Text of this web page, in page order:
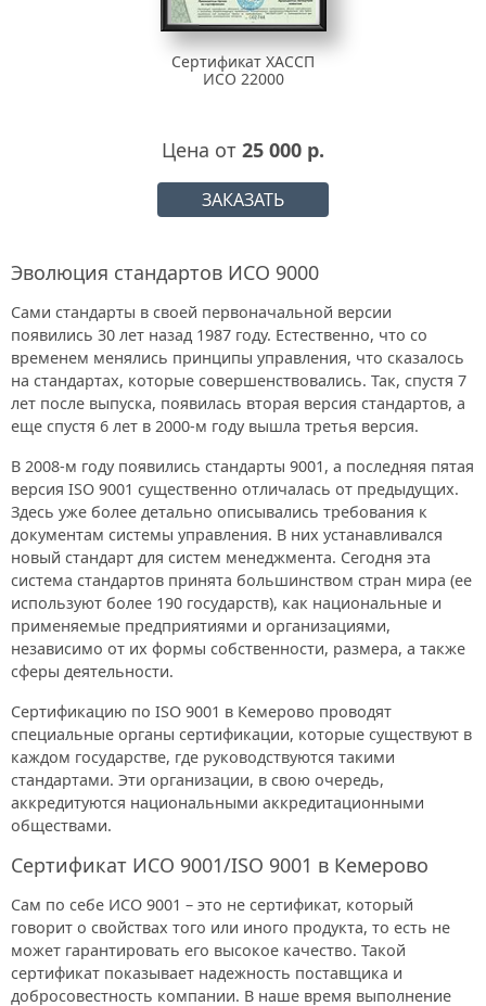
Сертификат ХАССП
ИСО 22000
Цена от 25 000 р.
ЗАКАЗАТЬ
Эволюция стандартов ИСО 9000
Сами стандарты в своей первоначальной версии
появились 30 лет назад 1987 году. Естественно, что со
временем менялись принципы управления, что сказалось
на стандартах, которые совершенствовались. Так, спустя 7
лет после выпуска, появилась вторая версия стандартов, а
еще спустя 6 лет в 2000-м году вышла третья версия.
В 2008-м году появились стандарты 9001, а последняя пятая
версия ISO 9001 существенно отличалась от предыдущих.
Здесь уже более детально описывались требования к
документам системы управления. В них устанавливался
новый стандарт для систем менеджмента. Сегодня эта
система стандартов принята большинством стран мира (ее
используют более 190 государств), как национальные и
применяемые предприятиями и организациями,
независимо от их формы собственности, размера, а также
сферы деятельности.
Сертификацию по ISO 9001 в Кемерово проводят
специальные органы сертификации, которые существуют в
каждом государстве, где руководствуются такими
стандартами. Эти организации, в свою очередь,
аккредитуются национальными аккредитационными
обществами.
Сертификат ИСО 9001/ISO 9001 в Кемерово
Сам по себе ИСО 9001 – это не сертификат, который
говорит о свойствах того или иного продукта, то есть не
может гарантировать его высокое качество. Такой
сертификат показывает надежность поставщика и
добросовестность компании. В наше время выполнение